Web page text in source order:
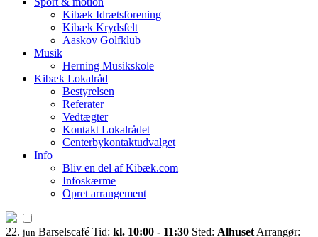
Kibæk Idrætsforening
Kibæk Krydsfelt
Aaskov Golfklub
Musik
Herning Musikskole
Kibæk Lokalråd
Bestyrelsen
Referater
Vedtægter
Kontakt Lokalrådet
Centerbykontaktudvalget
Info
Bliv en del af Kibæk.com
Infoskærme
Opret arrangement
22. jun Barselscafé Tid: kl. 10:00 - 11:30 Sted: Alhuset Arrangør: